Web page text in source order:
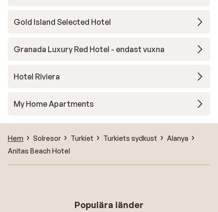
Gold Island Selected Hotel
Granada Luxury Red Hotel - endast vuxna
Hotel Riviera
My Home Apartments
Hem Solresor Turkiet Turkiets sydkust
Alanya
Anitas Beach Hotel
Populära länder